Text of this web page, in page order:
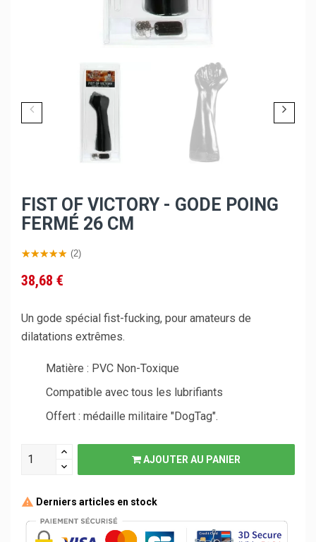
FIST OF VICTORY - GODE POING
FERMÉ 26 CM
(2)
38,68 €
Un gode spécial fist-fucking, pour amateurs de
dilatations extrêmes.
Matière : PVC Non-Toxique
Compatible avec tous les lubrifiants
Offert : médaille militaire "DogTag".
AJOUTER AU PANIER
Derniers articles en stock